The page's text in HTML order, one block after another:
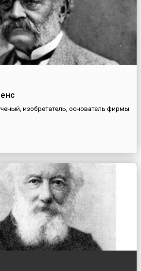
изобретатель, основатель фирмы